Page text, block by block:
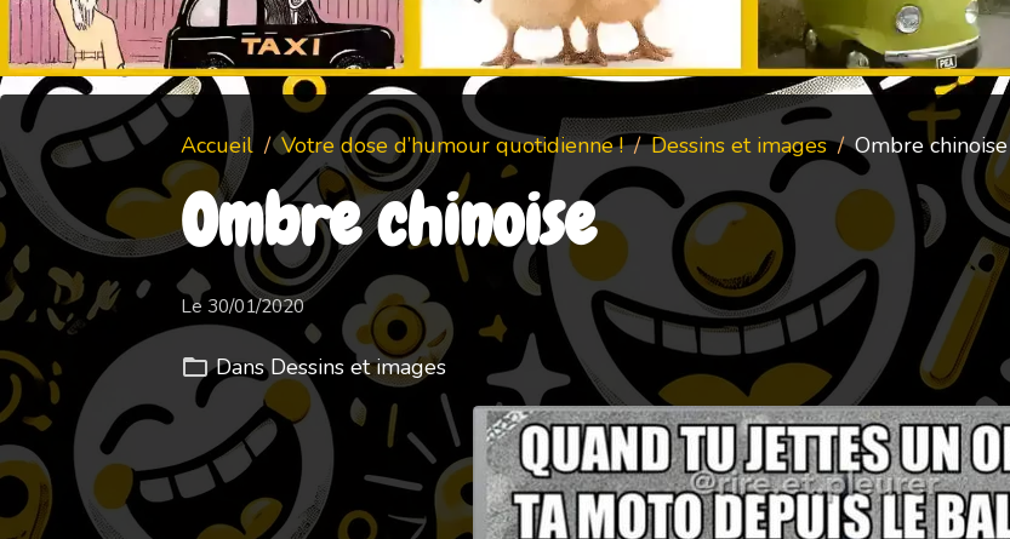
Accueil Votre dose d’humour quotidienne ! Dessins et images Ombre chinoise
Ombre chinoise
Le 30/01/2020
DansDessins et images